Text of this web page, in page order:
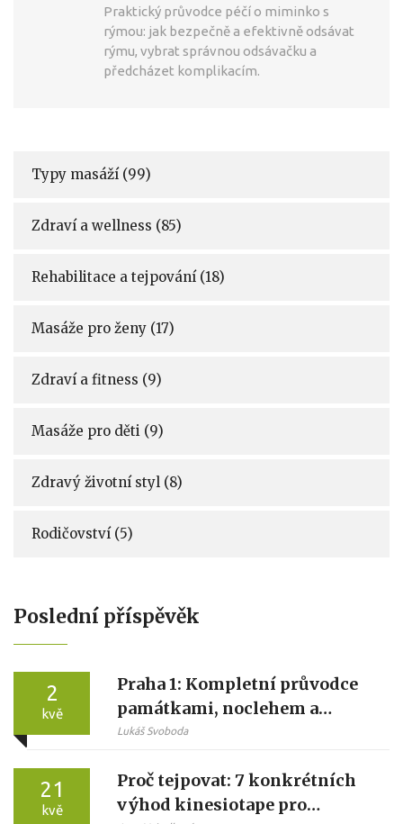
Praktický průvodce péčí o miminko s
rýmou: jak bezpečně a efektivně odsávat
rýmu, vybrat správnou odsávačku a
předcházet komplikacím.
Typy masáží (99)
Zdraví a wellness (85)
Rehabilitace a tejpování (18)
Masáže pro ženy (17)
Zdraví a fitness (9)
Masáže pro děti (9)
Zdravý životní styl (8)
Rodičovství (5)
Poslední příspěvěk
2
kvě
Praha 1: Kompletní průvodce
památkami, noclehem a
relaxací
Lukáš Svoboda
21
kvě
Proč tejpovat: 7 konkrétních
výhod kinesiotape pro